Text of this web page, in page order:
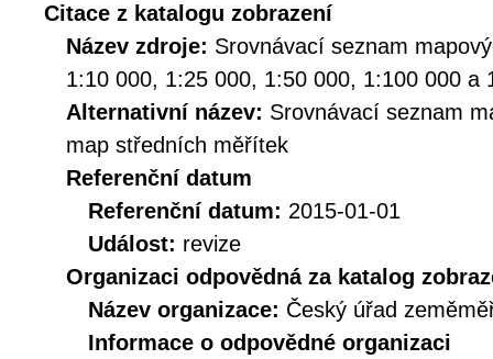
Citace z katalogu zobrazení
Název zdroje: Srovnávací seznam
1:10 000, 1:25 000, 1:50 000, 1:100 000 a
Alternativní název: Srovnávací seznam
map středních měřítek
Referenční datum
Referenční datum: 2015-01-01
Událost: revize
Organizaci odpovědná za katalog
Název organizace: Český úřad
Informace o odpovědné organizaci